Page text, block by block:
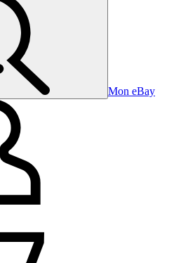
Mon eBay